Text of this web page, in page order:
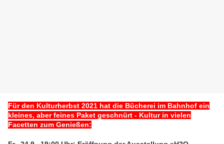
Für den Kulturherbst 2021 hat die Bücherei im Bahnhof ein
kleines, aber feines Paket geschnürt - Kultur in vielen
Facetten zum Genießen: